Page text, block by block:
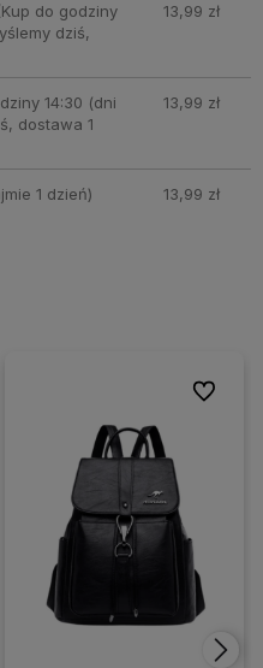
do godziny
dziś,
13,99 zł
14:30 (dni
dostawa 1
13,99 zł
1 dzień) 13,99 zł
Do
Do